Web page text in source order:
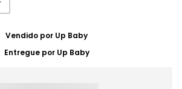
Vendido por Up Baby
Entregue por Up Baby